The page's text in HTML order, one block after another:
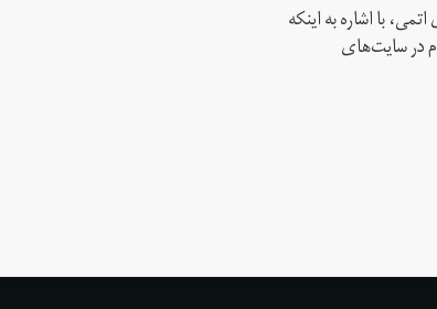
با اشاره به اینکه
در سایت‌های